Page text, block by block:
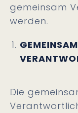
gemeinsam
werden.
Die